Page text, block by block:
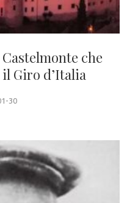
che
Giro d’Italia
30